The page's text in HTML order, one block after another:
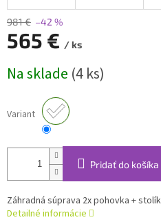
981 € –42 %
565 € / ks
cena:
Na sklade (4 ks)
Variant
Pridať do košíka
Záhradná súprava 2x pohovka +
Detailné informácie